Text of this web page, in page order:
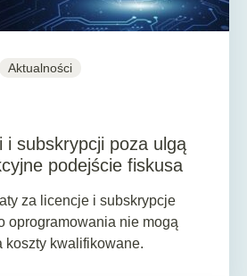
Aktualności
i subskrypcji poza ulgą
podejście fiskusa
za licencje i subskrypcje
oprogramowania nie mogą
koszty kwalifikowane.